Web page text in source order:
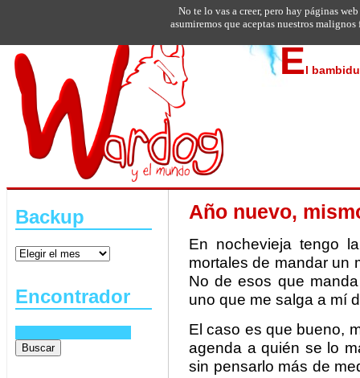
El
Backup
Encontrador
Año nuevo,
En nochevieja tengo
mortales de mandar un
No de esos que
uno que me salga a mí
El caso es que bueno,
agenda a quién se lo
sin pensarlo más de
No te lo vas a creer, pero hay páginas
asumiremos que aceptas nuestros